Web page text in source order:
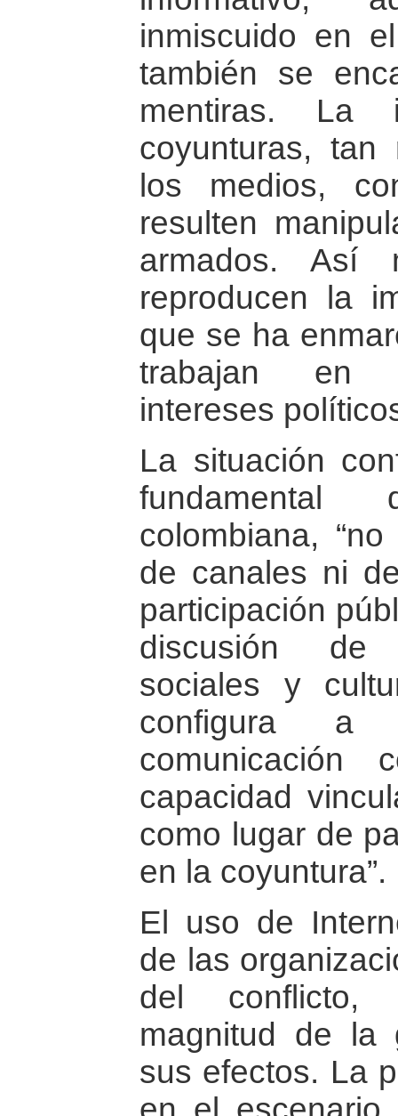
inmiscuido en
también se
mentiras. La
coyunturas, tan
los medios,
resulten
armados. Así
reproducen la
que se ha
trabajan en
intereses
La situación
colombiana,
de canales ni
participación
discusión de
sociales y
configura
comunicación
capacidad
como lugar de
en la coyuntura”.
El uso de
de las
del conflicto,
magnitud de la
sus efectos. La